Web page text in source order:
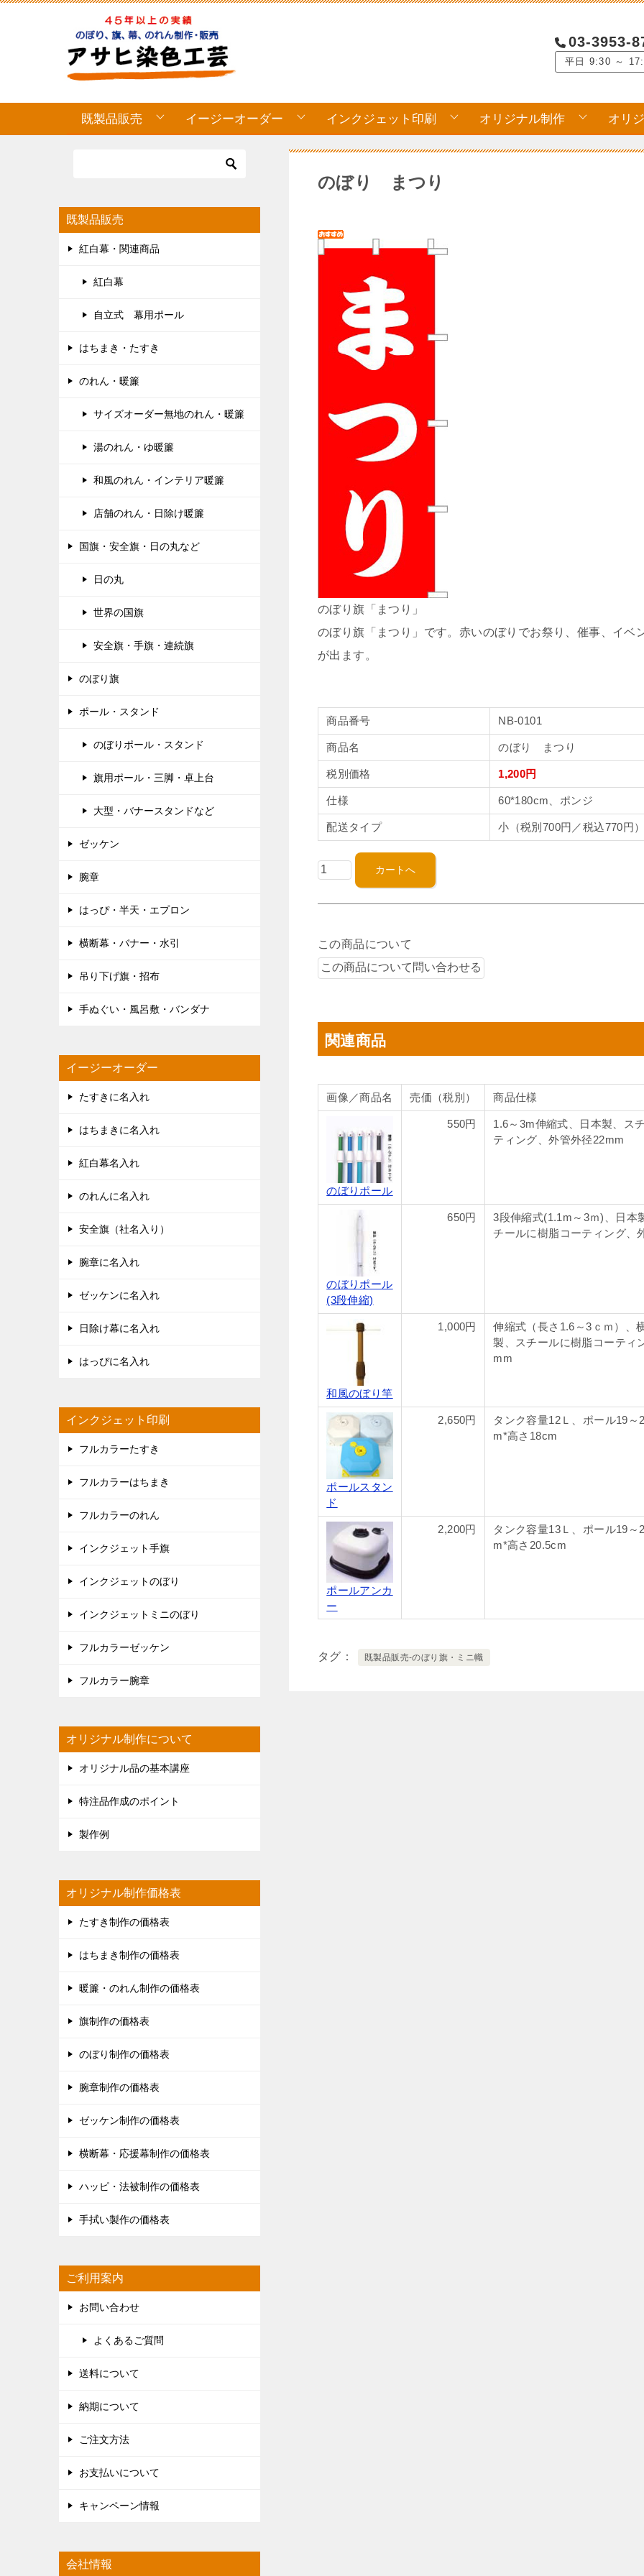
03-3953-
平日 9:30 ～
既製品販売 イージーオーダー インクジェット印刷 オリジナル制作 オリ
のぼり まつり
のぼり旗「まつり」
のぼり旗「まつり」です。赤いのぼりでお祭り、催事、イベ
が出ます。
商品番号 NB-0101
商品名 のぼり まつり
税別価格 1,200円
仕様 60*180cm、ポンジ
配送タイプ 小（税別700円／税込770円
この商品について
関連商品
画像／商品名 売価（税別） 商品仕様
のぼりポール
550円
1.6～3m伸縮式、日本製、ス
ティング、外管外径22mm
のぼりポール
(3段伸縮)
650円
3段伸縮式(1.1m～3ｍ)、日本
チールに樹脂コーティング、
和風のぼり竿
1,000円
伸縮式（長さ1.6～3ｃｍ）、
製、スチールに樹脂コーティ
mm
ポールスタン
ド
2,650円
タンク容量12Ｌ、ポール19
m*高さ18cm
ポールアンカ
ー
2,200円
タンク容量13Ｌ、ポール19
m*高さ20.5cm
タグ 既製品販売-のぼり旗・ミニ幟
既製品販売
紅白幕・関連商品
紅白幕
自立式 幕用ポール
はちまき・たすき
のれん・暖簾
サイズオーダー無地のれん・暖簾
湯のれん・ゆ暖簾
和風のれん・インテリア暖簾
店舗のれん・日除け暖簾
国旗・安全旗・日の丸など
日の丸
世界の国旗
安全旗・手旗・連続旗
のぼり旗
ポール・スタンド
のぼりポール・スタンド
旗用ポール・三脚・卓上台
大型・バナースタンドなど
ゼッケン
腕章
はっぴ・半天・エプロン
横断幕・バナー・水引
吊り下げ旗・招布
手ぬぐい・風呂敷・バンダナ
イージーオーダー
たすきに名入れ
はちまきに名入れ
紅白幕名入れ
のれんに名入れ
安全旗（社名入り）
腕章に名入れ
ゼッケンに名入れ
日除け幕に名入れ
はっぴに名入れ
インクジェット印刷
フルカラーたすき
フルカラーはちまき
フルカラーのれん
インクジェット手旗
インクジェットのぼり
インクジェットミニのぼり
フルカラーゼッケン
フルカラー腕章
オリジナル制作について
オリジナル品の基本講座
特注品作成のポイント
製作例
オリジナル制作価格表
たすき制作の価格表
はちまき制作の価格表
暖簾・のれん制作の価格表
旗制作の価格表
のぼり制作の価格表
腕章制作の価格表
ゼッケン制作の価格表
横断幕・応援幕制作の価格表
ハッピ・法被制作の価格表
手拭い製作の価格表
ご利用案内
お問い合わせ
よくあるご質問
送料について
納期について
ご注文方法
お支払いについて
キャンペーン情報
会社情報